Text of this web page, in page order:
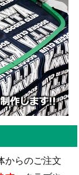
からのご注文